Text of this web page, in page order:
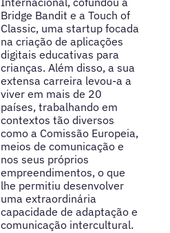
Bridge Bandit e a Touch of
Classic, uma startup focada
na criação de aplicações
digitais educativas para
crianças. Além disso, a sua
extensa carreira levou-a a
viver em mais de 20
países, trabalhando em
contextos tão diversos
como a Comissão Europeia,
meios de comunicação e
nos seus próprios
empreendimentos, o que
lhe permitiu desenvolver
uma extraordinária
capacidade de adaptação e
comunicação intercultural.